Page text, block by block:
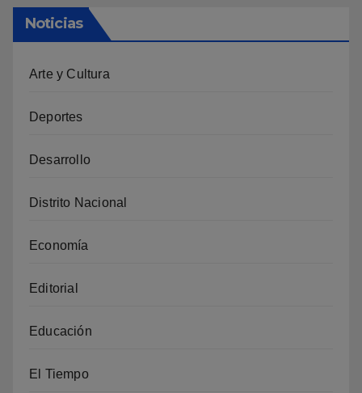
Noticias
Arte y Cultura
Deportes
Desarrollo
Distrito Nacional
Economía
Editorial
Educación
El Tiempo